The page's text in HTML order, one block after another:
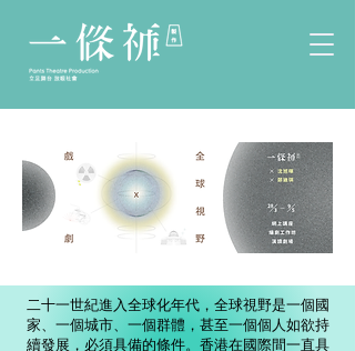
二十一世紀進入全球化年代，全球視野是一個國
家、一個城市、一個群體，甚至一個個人如欲持
續發展，必須具備的條件。香港在國際間一直具